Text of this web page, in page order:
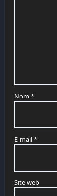
Nom *
E-mail*
Site web